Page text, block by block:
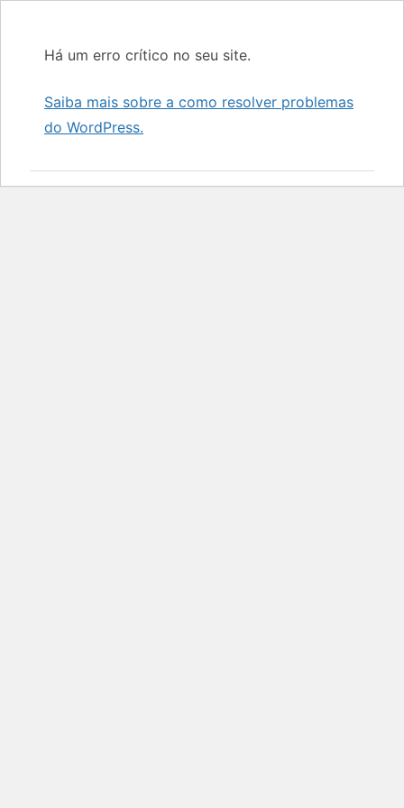
Há um erro crítico no seu site.
Saiba mais sobre a como resolver problemas
do WordPress.